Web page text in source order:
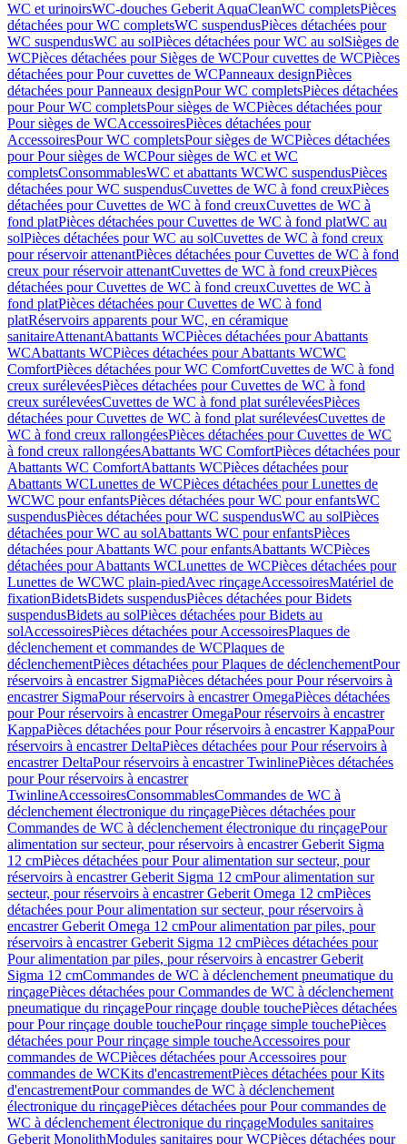
WC et urinoirsWC-douches Geberit AquaCleanWC completsPièces
détachées pour WC completsWC suspendusPièces détachées pour
WC suspendusWC au solPièces détachées pour WC au solSièges de
WCPièces détachées pour Sièges de WCPour cuvettes de WCPièces
détachées pour Pour cuvettes de WCPanneaux designPièces
détachées pour Panneaux designPour WC completsPièces détachées
pour Pour WC completsPour sièges de WCPièces détachées pour
Pour sièges de WCAccessoiresPièces détachées pour
AccessoiresPour WC completsPour sièges de WCPièces détachées
pour Pour sièges de WCPour sièges de WC et WC
completsConsommablesWC et abattants WCWC suspendusPièces
détachées pour WC suspendusCuvettes de WC à fond creuxPièces
détachées pour Cuvettes de WC à fond creuxCuvettes de WC à
fond platPièces détachées pour Cuvettes de WC à fond platWC au
solPièces détachées pour WC au solCuvettes de WC à fond creux
pour réservoir attenantPièces détachées pour Cuvettes de WC à fond
creux pour réservoir attenantCuvettes de WC à fond creuxPièces
détachées pour Cuvettes de WC à fond creuxCuvettes de WC à
fond platPièces détachées pour Cuvettes de WC à fond
platRéservoirs apparents pour WC, en céramique
sanitaireAttenantAbattants WCPièces détachées pour Abattants
WCAbattants WCPièces détachées pour Abattants WCWC
ComfortPièces détachées pour WC ComfortCuvettes de WC à fond
creux surélevéesPièces détachées pour Cuvettes de WC à fond
creux surélevéesCuvettes de WC à fond plat surélevéesPièces
détachées pour Cuvettes de WC à fond plat surélevéesCuvettes de
WC à fond creux rallongéesPièces détachées pour Cuvettes de WC
à fond creux rallongéesAbattants WC ComfortPièces détachées pour
Abattants WC ComfortAbattants WCPièces détachées pour
Abattants WCLunettes de WCPièces détachées pour Lunettes de
WCWC pour enfantsPièces détachées pour WC pour enfantsWC
suspendusPièces détachées pour WC suspendusWC au solPièces
détachées pour WC au solAbattants WC pour enfantsPièces
détachées pour Abattants WC pour enfantsAbattants WCPièces
détachées pour Abattants WCLunettes de WCPièces détachées pour
Lunettes de WCWC plain-piedAvec rinçageAccessoiresMatériel de
fixationBidetsBidets suspendusPièces détachées pour Bidets
suspendusBidets au solPièces détachées pour Bidets au
solAccessoiresPièces détachées pour AccessoiresPlaques de
déclenchement et commandes de WCPlaques de
déclenchementPièces détachées pour Plaques de déclenchementPour
réservoirs à encastrer SigmaPièces détachées pour Pour réservoirs à
encastrer SigmaPour réservoirs à encastrer OmegaPièces détachées
pour Pour réservoirs à encastrer OmegaPour réservoirs à encastrer
KappaPièces détachées pour Pour réservoirs à encastrer KappaPour
réservoirs à encastrer DeltaPièces détachées pour Pour réservoirs à
encastrer DeltaPour réservoirs à encastrer TwinlinePièces détachées
pour Pour réservoirs à encastrer
TwinlineAccessoiresConsommablesCommandes de WC à
déclenchement électronique du rinçagePièces détachées pour
Commandes de WC à déclenchement électronique du rinçagePour
alimentation sur secteur, pour réservoirs à encastrer Geberit Sigma
12 cmPièces détachées pour Pour alimentation sur secteur, pour
réservoirs à encastrer Geberit Sigma 12 cmPour alimentation sur
secteur, pour réservoirs à encastrer Geberit Omega 12 cmPièces
détachées pour Pour alimentation sur secteur, pour réservoirs à
encastrer Geberit Omega 12 cmPour alimentation par piles, pour
réservoirs à encastrer Geberit Sigma 12 cmPièces détachées pour
Pour alimentation par piles, pour réservoirs à encastrer Geberit
Sigma 12 cmCommandes de WC à déclenchement pneumatique du
rinçagePièces détachées pour Commandes de WC à déclenchement
pneumatique du rinçagePour rinçage double touchePièces détachées
pour Pour rinçage double touchePour rinçage simple touchePièces
détachées pour Pour rinçage simple toucheAccessoires pour
commandes de WCPièces détachées pour Accessoires pour
commandes de WCKits d'encastrementPièces détachées pour Kits
d'encastrementPour commandes de WC à déclenchement
électronique du rinçagePièces détachées pour Pour commandes de
WC à déclenchement électronique du rinçageModules sanitaires
Geberit MonolithModules sanitaires pour WCPièces détachées pour